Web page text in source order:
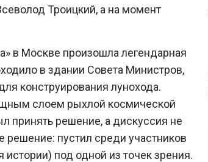
Троицкий, а на момент
в Москве произошла легендарная
в здании Совета Министров,
конструирования лунохода.
слоем рыхлой космической
принять решение, а дискуссия не
решение: пустил среди участников
под одной из точек зрения.